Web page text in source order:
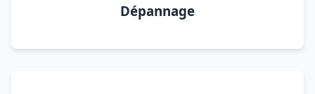
Dépannage